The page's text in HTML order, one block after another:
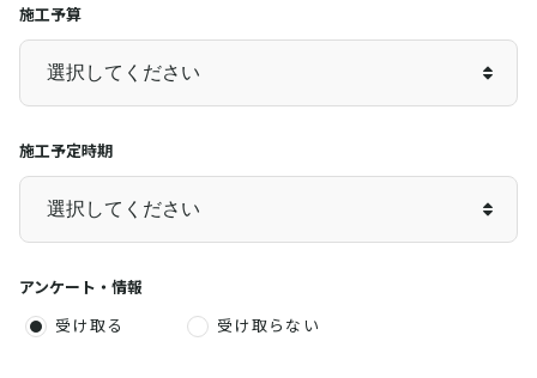
施工予算
施工予定時期
アンケート・情報
受け取る
受け取らない